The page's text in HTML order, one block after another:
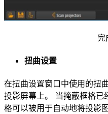
完
扭曲设置
在扭曲设置窗口中使用的扭
投影屏幕上。 当掩蔽框格已
格可以被用于自动地将投影